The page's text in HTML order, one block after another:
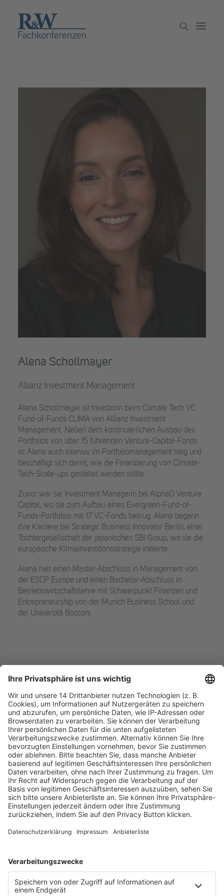
Newsletter
Alena Schollmayer
Allianz Investment Management
Alena Schollmayer ist Investorin beim Climate Tech VC
Fund-of-Funds CLIMA von Allianz Investment
Management. Neben dem kontinuierlichen Ausbau des
Portfolios von über 15 führenden Venture-Capital-Fonds
ist Alena auch intensiv im Portfoliomanagement tätig und
beschäftigt sich damit, wie die Finanzierung von Climate-
Tech-Scale-ups gestaltet werden sollte.
Zuvor war sie Investment Managerin bei AlphaQ Venture
Capital, wo sie zum Aufbau eines Evergreen-Fund-of-
Funds-Portfolios mit 17 VC-Fonds beitrug. Alena begann
ihre Karriere bei Strategic Business Innovator Berlin, einer
Tochtergesellschaft der japanischen SBI Group, wo sie die
europäische Klimainvestitionsstrategie initiierte.
Alena hält einen Master-Abschluss in Management von
der ESCP Europe und einen Bachelor-Abschluss in
Betriebswirtschaftslehre mit Schwerpunkt Finanzen und
Entrepreneurship von der Munich Business School und
der Università Bocconi.
Fachmedien Recht und Wirtschaft
Ein Fachbereich der
dfv Mediengruppe
Mainzer Landstr. 251
60326 Frankfurt am Main
E-Mail:info@ruw.de
Web:https://www.ruw.de
AGB
Datenschutzerklärung
Genderhinweis